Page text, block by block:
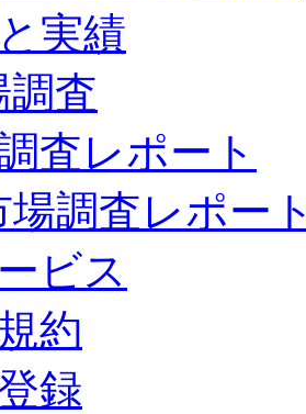
実績
調査
査レポート
場調査レポー
ビス
約
録